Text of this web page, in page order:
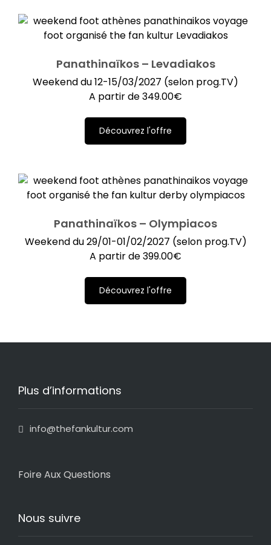
Panathinaïkos – Levadiakos
Weekend du 12-15/03/2027 (selon prog.TV)
A partir de349.00€
Découvrez l'offre
Panathinaïkos – Olympiacos
Weekend du 29/01-01/02/2027 (selon prog.TV)
A partir de399.00€
Découvrez l'offre
Plus d’informations
info@thefankultur.com
Foire Aux Questions
Nous suivre